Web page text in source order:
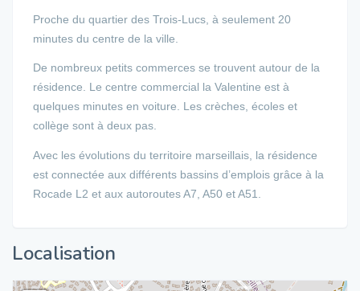
Proche du quartier des Trois-Lucs, à seulement 20
minutes du centre de la ville.
De nombreux petits commerces se trouvent autour de la
résidence. Le centre commercial la Valentine est à
quelques minutes en voiture. Les crèches, écoles et
collège sont à deux pas.
Avec les évolutions du territoire marseillais, la résidence
est connectée aux différents bassins d’emplois grâce à la
Rocade L2 et aux autoroutes A7, A50 et A51.
Localisation